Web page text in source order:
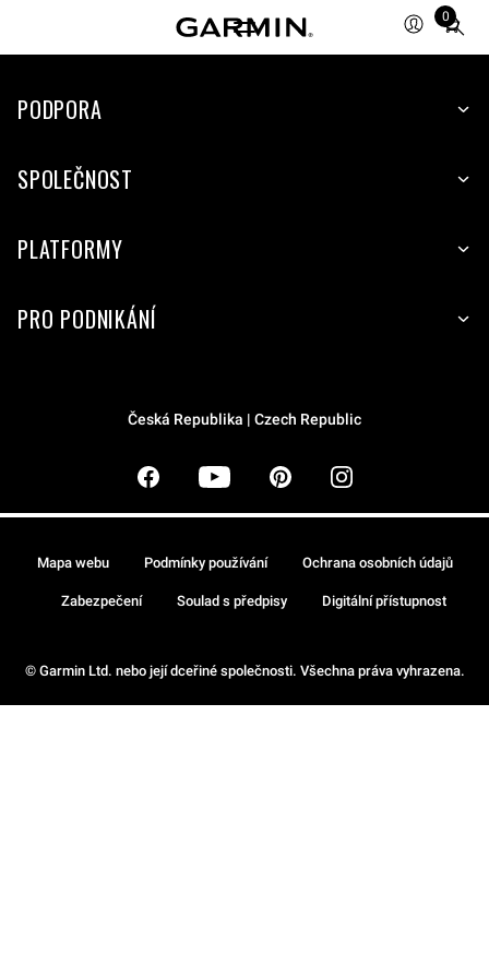
0
Total
items
cart:
PODPORA
SPOLEČNOST
PLATFORMY
PRO PODNIKÁNÍ
Česká Republika | Czech Republic
© Garmin Ltd. nebo její dceřiné společnosti. Všechna práva vyhrazena.
Mapa webu Podmínky používání Ochrana osobních údajů
Zabezpečení Soulad s předpisy Digitální přístupnost